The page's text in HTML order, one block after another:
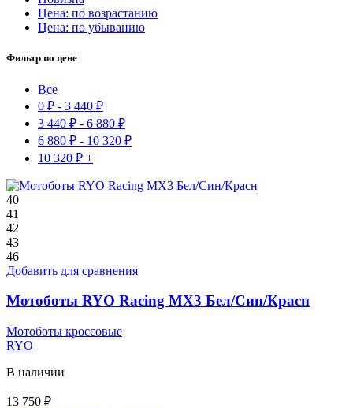
Цена: по возрастанию
Цена: по убыванию
Фильтр по цене
Все
0 ₽ - 3 440 ₽
3 440 ₽ - 6 880 ₽
6 880 ₽ - 10 320 ₽
10 320 ₽ +
40
41
42
43
46
Добавить для сравнения
Мотоботы RYO Racing MX3 Бел/Син/Красн
Мотоботы кроссовые
RYO
В наличии
13 750 ₽